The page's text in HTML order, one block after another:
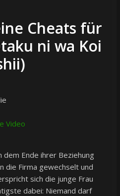
Cheats für
ni wa Koi
Video
dem Ende ihrer Beziehung
die Firma gewechselt und
sich die junge Frau
dabei: Niemand darf